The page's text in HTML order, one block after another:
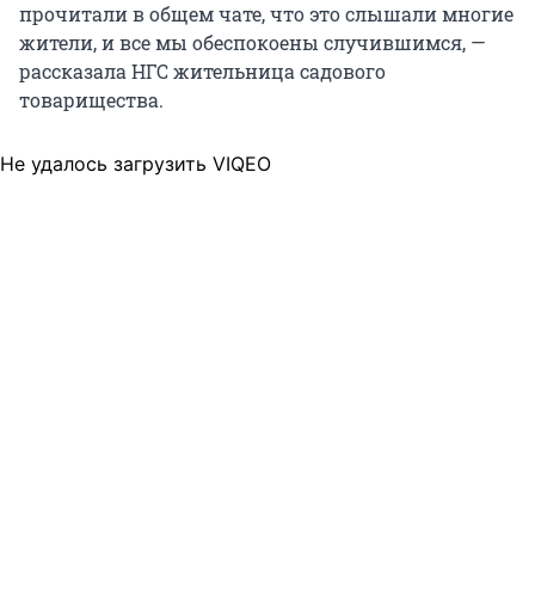
прочитали в общем чате, что это слышали многие
жители, и все мы обеспокоены случившимся, —
рассказала НГС жительница садового
товарищества.
Не удалось загрузить VIQEO